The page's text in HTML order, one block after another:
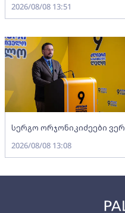
2026/08/08 13:51
სერგო ორჯონიკიძეები
2026/08/08 13:08